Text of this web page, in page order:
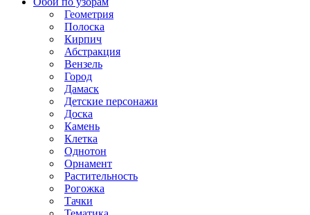
Геометрия
Полоска
Кирпич
Абстракция
Вензель
Город
Дамаск
Детские персонажи
Доска
Камень
Клетка
Однотон
Орнамент
Растительность
Рогожка
Тачки